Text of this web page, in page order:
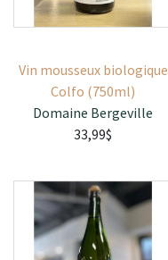
Vin mousseux biologique
Colfo (750ml)
Domaine Bergeville
33,99$